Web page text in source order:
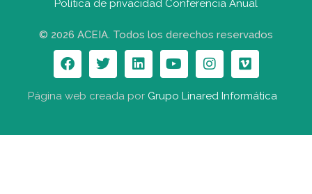
Política de privacidad Conferencia Anual
© 2026 ACEIA. Todos los derechos reservados
Página web creada por Grupo Linared Informática